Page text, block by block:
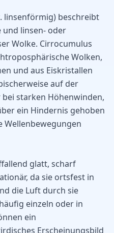
linsenförmig) beschreibt
und linsen- oder
Wolke. Cirrocumulus
Wolken,
und aus Eiskristallen
auf der
starken Höhenwinden,
ein Hindernis gehoben
Wellenbewegungen
glatt, scharf
da sie ortsfest in
die Luft durch sie
einzeln oder in
ein
Erscheinungsbild